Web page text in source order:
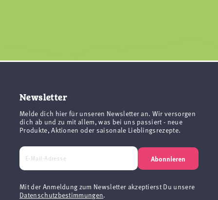
Newsletter
Melde dich hier für unseren Newsletter an. Wir versorgen
dich ab und zu mit allem, was bei uns passiert - neue
Produkte, Aktionen oder saisonale Lieblingsrezepte.
Abonnieren
Mit der Anmeldung zum Newsletter akzeptierst Du unsere
Datenschutzbestimmungen.